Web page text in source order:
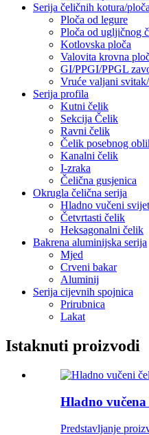
Serija čeličnih kotura/ploča
Ploča od legure
Ploča od ugljičnog
Kotlovska ploča
Valovita krovna
GI/PPGI/PPGL
Vruće valjani
Serija profila
Kutni čelik
Sekcija Čelik
Ravni čelik
Čelik posebnog
Kanalni čelik
I-zraka
Čelična gusjenica
Okrugla čelična serija
Hladno vučeni
Četvrtasti čelik
Heksagonalni čelik
Bakrena aluminijska serija
Mjed
Crveni bakar
Aluminij
Serija cijevnih spojnica
Prirubnica
Lakat
Istaknuti proizvodi
Hladno vučena
Predstavljanje